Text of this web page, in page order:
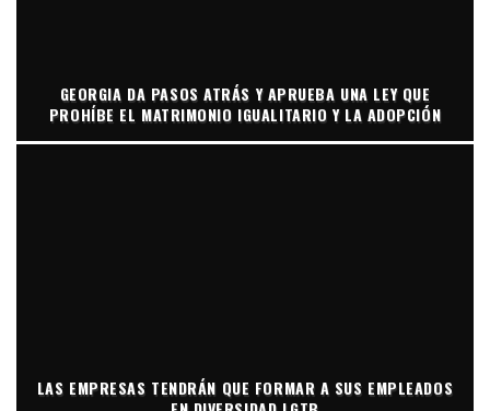
GEORGIA DA PASOS ATRÁS Y APRUEBA UNA LEY QUE
PROHÍBE EL MATRIMONIO IGUALITARIO Y LA ADOPCIÓN
LAS EMPRESAS TENDRÁN QUE FORMAR A SUS EMPLEADOS